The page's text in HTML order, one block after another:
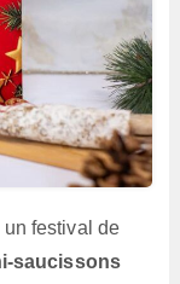
festival de